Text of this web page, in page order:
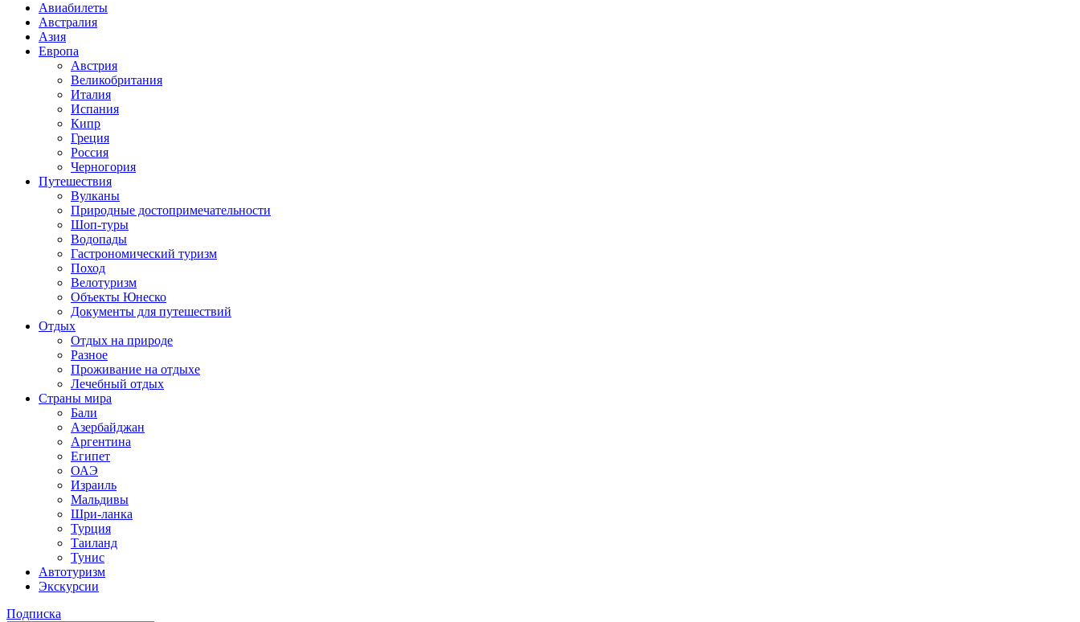
Авиабилеты
Австралия
Азия
Европа
Австрия
Великобритания
Италия
Испания
Кипр
Греция
Россия
Черногория
Путешествия
Вулканы
Природные достопримечательности
Шоп-туры
Водопады
Гастрономический туризм
Поход
Велотуризм
Объекты Юнеско
Документы для путешествий
Отдых
Отдых на природе
Разное
Проживание на отдыхе
Лечебный отдых
Страны мира
Бали
Азербайджан
Аргентина
Египет
ОАЭ
Израиль
Мальдивы
Шри-ланка
Турция
Таиланд
Тунис
Автотуризм
Экскурсии
Подписка